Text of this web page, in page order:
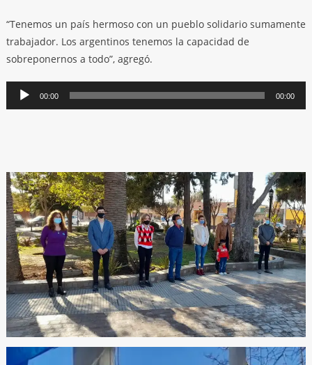
“Tenemos un país hermoso con un pueblo solidario sumamente
trabajador. Los argentinos tenemos la capacidad de
sobreponernos a todo”, agregó.
Reproductor
de
00:00 00:00